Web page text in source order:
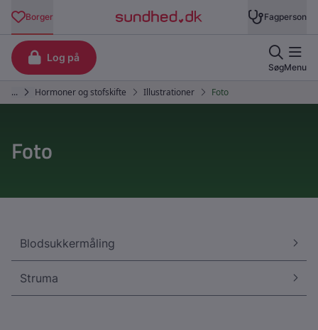
Foto
Blodsukkermåling
Struma